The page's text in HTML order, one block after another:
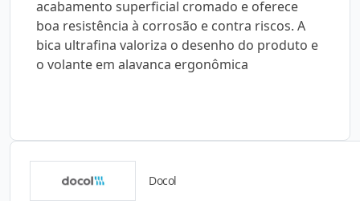
acabamento superficial cromado e oferece
boa resistência à corrosão e contra riscos. A
bica ultrafina valoriza o desenho do produto e
o volante em alavanca ergonômica
Docol
Catálogos para Download